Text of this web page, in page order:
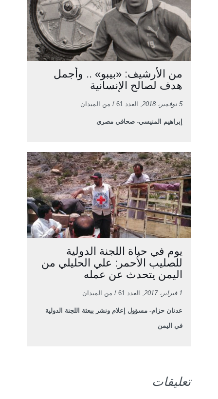
من الأرشيف: «بيبو» .. وأجمل
هدف لصالح الإنسانية
5 نوفمبر، 2018 , العدد 61 / من الميدان
إبراهيم المنيسي- صحافي مصري
يوم في حياة اللجنة الدولية
للصليب الأحمر: علي الحليلي من
اليمن يتحدث عن عمله
1 فبراير، 2017 , العدد 61 / من الميدان
عدنان حزام- مسؤول إعلام ونشر ببعثة اللجنة الدولية
في اليمن
تعليقات